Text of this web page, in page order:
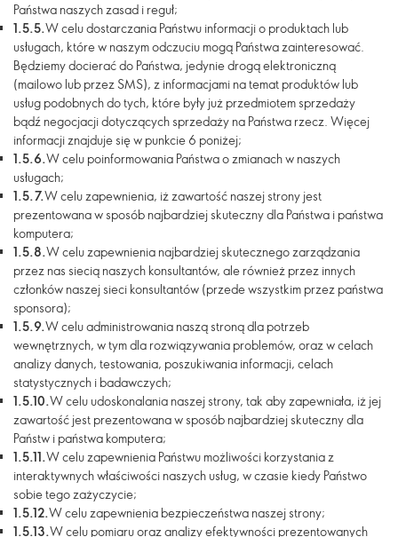
Państwa naszych zasad i reguł;
1.5.5.W celu dostarczania Państwu informacji o produktach lub
usługach, które w naszym odczuciu mogą Państwa zainteresować.
Będziemy docierać do Państwa, jedynie drogą elektroniczną
(mailowo lub przez SMS), z informacjami na temat produktów lub
usług podobnych do tych, które były już przedmiotem sprzedaży
bądź negocjacji dotyczących sprzedaży na Państwa rzecz. Więcej
informacji znajduje się w punkcie 6 poniżej;
1.5.6.W celu poinformowania Państwa o zmianach w naszych
usługach;
1.5.7.W celu zapewnienia, iż zawartość naszej strony jest
prezentowana w sposób najbardziej skuteczny dla Państwa i państwa
komputera;
1.5.8.W celu zapewnienia najbardziej skutecznego zarządzania
przez nas siecią naszych konsultantów, ale również przez innych
członków naszej sieci konsultantów (przede wszystkim przez państwa
sponsora);
1.5.9.W celu administrowania naszą stroną dla potrzeb
wewnętrznych, w tym dla rozwiązywania problemów, oraz w celach
analizy danych, testowania, poszukiwania informacji, celach
statystycznych i badawczych;
1.5.10.W celu udoskonalania naszej strony, tak aby zapewniała, iż jej
zawartość jest prezentowana w sposób najbardziej skuteczny dla
Państw i państwa komputera;
1.5.11.W celu zapewnienia Państwu możliwości korzystania z
interaktywnych właściwości naszych usług, w czasie kiedy Państwo
sobie tego zażyczycie;
1.5.12.W celu zapewnienia bezpieczeństwa naszej strony;
1.5.13.W celu pomiaru oraz analizy efektywności prezentowanych